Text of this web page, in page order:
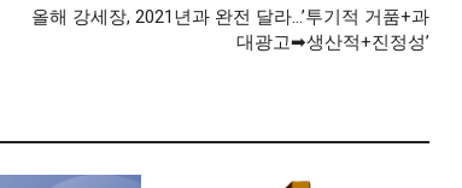
올해 강세장, 2021년과 완전 달라…’투기적 거품+과
대광고➡생산적+진정성’